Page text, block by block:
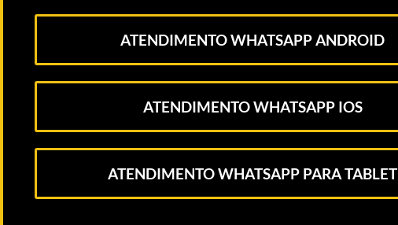
ATENDIMENTO WHATSAPP ANDROID
ATENDIMENTO WHATSAPP IOS
ATENDIMENTO WHATSAPP PARA TABLET